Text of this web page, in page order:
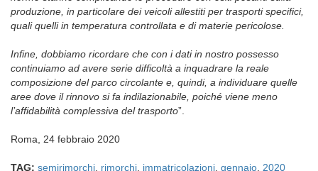
produzione, in particolare dei veicoli allestiti per trasporti specifici,
quali quelli in temperatura controllata e di materie pericolose.
Infine, dobbiamo ricordare che con i dati in nostro possesso
continuiamo ad avere serie difficoltà a inquadrare la reale
composizione del parco circolante e, quindi, a individuare quelle
aree dove il rinnovo si fa indilazionabile, poiché viene meno
l’affidabilità complessiva del trasporto”.
Roma, 24 febbraio 2020
TAG: semirimorchi rimorchi immatricolazioni gennaio 2020